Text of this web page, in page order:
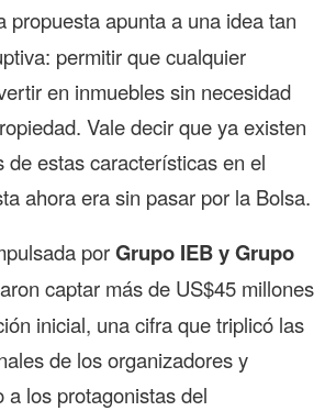
propuesta apunta a una idea tan
permitir que cualquier
en inmuebles sin necesidad
Vale decir que ya existen
de estas características en el
ahora era sin pasar por la Bolsa.
porGrupo IEB y Grupo
captar más de US$45 millones
inicial, una cifra que triplicó las
de los organizadores y
a los protagonistas del